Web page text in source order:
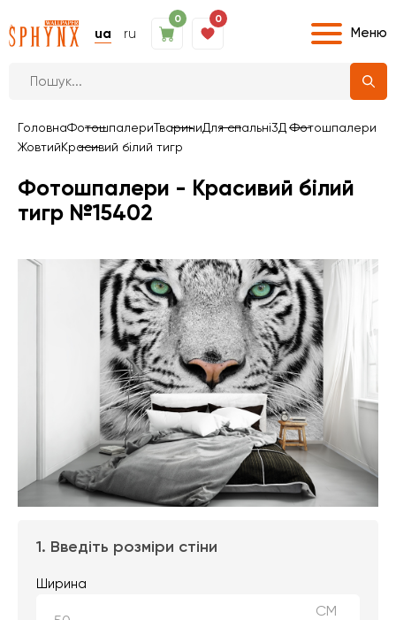
ua ru
0 0
Меню
ГоловнаФотошпалериТвариниДля спальні3Д Фотошпалери
ЖовтийКрасивий білий тигр
Фотошпалери - Красивий білий
тигр №15402
1. Введіть розміри стіни
Ширина
СМ